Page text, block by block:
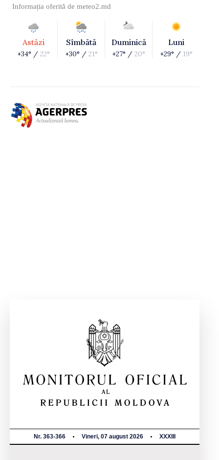
Informația oferită de meteo2.md
Astăzi
+34° / 22°
Sîmbătă
+30° / 21°
Duminică
+27° / 20°
Luni
+29° / 19°
Nr. 363-366 Vineri, 07 august 2026 XXXIII